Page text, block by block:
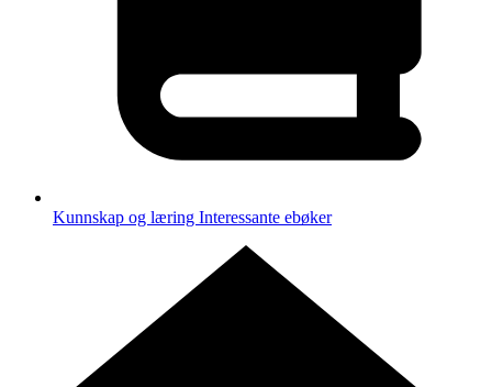
Kunnskap og læring Interessante ebøker